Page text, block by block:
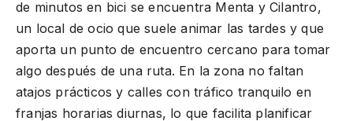
de minutos en bici se encuentra Menta y Cilantro,
un local de ocio que suele animar las tardes y que
aporta un punto de encuentro cercano para tomar
algo después de una ruta. En la zona no faltan
atajos prácticos y calles con tráfico tranquilo en
franjas horarias diurnas, lo que facilita planificar